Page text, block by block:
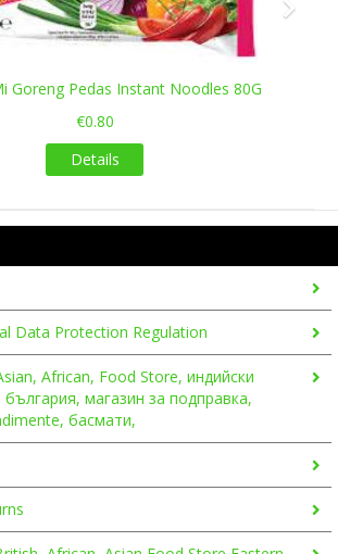
Goreng Pedas Instant Noodles 80G
€0.80
Details
Data Protection Regulation
African, Food Store, индийски
магазин за подправка,
басмати,